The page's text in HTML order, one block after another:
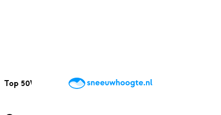
Top 50Webcams WintersportweerKaarten